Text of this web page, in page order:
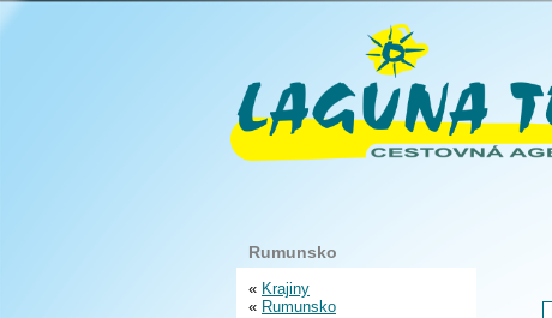
Rumunsko
« Krajiny
« Rumunsko